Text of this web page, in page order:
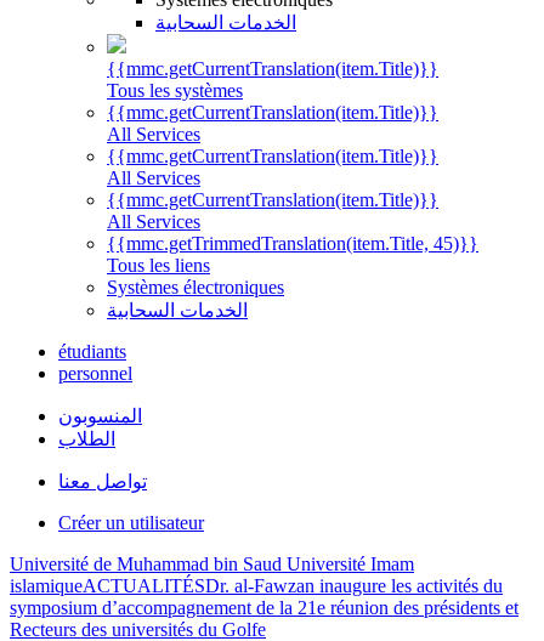
الخدمات السحابية
{{mmc.getCurrentTranslation(item.Title)}}
Tous les systèmes
{{mmc.getCurrentTranslation(item.Title)}}
All Services
{{mmc.getCurrentTranslation(item.Title)}}
All Services
{{mmc.getCurrentTranslation(item.Title)}}
All Services
{{mmc.getTrimmedTranslation(item.Title, 45)}}
Tous les liens
Systèmes électroniques
الخدمات السحابية
étudiants
personnel
المنسوبون
الطلاب
تواصل معنا
Créer un utilisateur
Université de Muhammad bin Saud Université Imam
islamiqueACTUALITÉSDr. al-Fawzan inaugure les activités du
symposium d’accompagnement de la 21e réunion des présidents et
Recteurs des universités du Golfe